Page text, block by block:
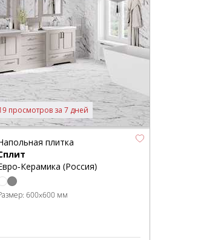
просмотров за 7 дней
плитка
Керамика (Россия)
600x600 мм